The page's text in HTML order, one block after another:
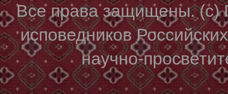
Все права защищены. (с)
исповедников
научно-